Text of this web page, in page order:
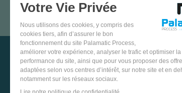
VENEZ
TESTER
NOS
ÉQUIPEMENTS
DANS
NOTRE
STATION
D'ESSAIS
VISIT US ON SOCIAL MEDIA
FACEBOOK